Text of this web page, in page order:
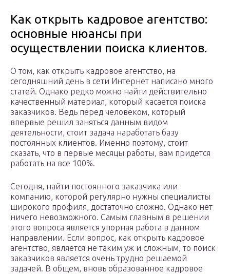
Как открыть кадровое агентство:
основные нюансы при
осуществлении поиска клиентов.
О том, как открыть кадровое агентство, на
сегодняшний день в сети Интернет написано много
статей. Однако редко можно найти действительно
качественный материал, который касается поиска
заказчиков. Ведь перед человеком, который
впервые решил заняться данным видом
деятельности, стоит задача наработать базу
постоянных клиентов. Именно поэтому, стоит
сказать, что в первые месяцы работы, вам придется
работать на все 100%.
Сегодня, найти постоянного заказчика или
компанию, которой регулярно нужны специалисты
широкого профиля, достаточно сложно. Однако нет
ничего невозможного. Самым главным в решении
этого вопроса является упорная работа в данном
направлении. Если вопрос, как открыть кадровое
агентство, является не таким уж и сложным, то поиск
заказчиков является очень трудно решаемой
задачей. В общем, вновь образованное кадровое